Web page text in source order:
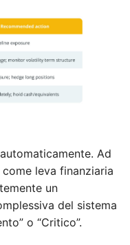
Ad
leva finanziaria
un
del sistema
o “Critico”.